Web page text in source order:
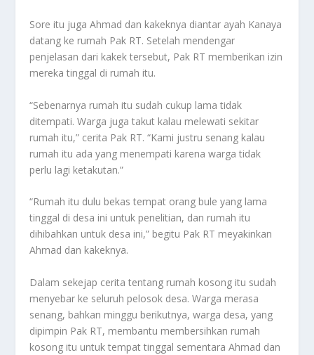
Sore itu juga Ahmad dan kakeknya diantar ayah Kanaya
datang ke rumah Pak RT. Setelah mendengar
penjelasan dari kakek tersebut, Pak RT memberikan izin
mereka tinggal di rumah itu.
“Sebenarnya rumah itu sudah cukup lama tidak
ditempati. Warga juga takut kalau melewati sekitar
rumah itu,” cerita Pak RT. “Kami justru senang kalau
rumah itu ada yang menempati karena warga tidak
perlu lagi ketakutan.”
“Rumah itu dulu bekas tempat orang bule yang lama
tinggal di desa ini untuk penelitian, dan rumah itu
dihibahkan untuk desa ini,” begitu Pak RT meyakinkan
Ahmad dan kakeknya.
Dalam sekejap cerita tentang rumah kosong itu sudah
menyebar ke seluruh pelosok desa. Warga merasa
senang, bahkan minggu berikutnya, warga desa, yang
dipimpin Pak RT, membantu membersihkan rumah
kosong itu untuk tempat tinggal sementara Ahmad dan